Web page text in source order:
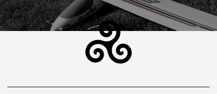
Zum
Inhalt